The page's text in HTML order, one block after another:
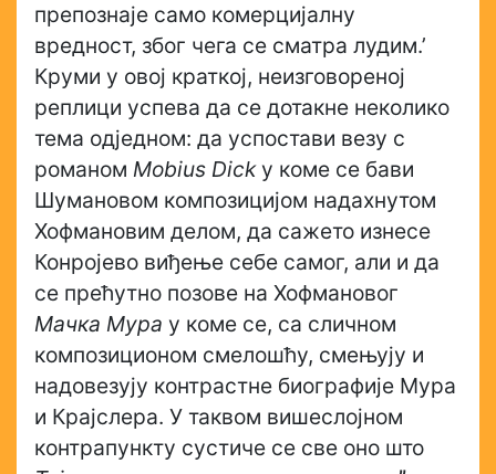
препознаје само комерцијалну
вредност, због чега се сматра лудим.’
Круми у овој краткој, неизговореној
реплици успева да се дотакне неколико
тема одједном: да успостави везу с
романом Mobius Dickу коме се бави
Шумановом композицијом надахнутом
Хофмановим делом, да сажето изнесе
Конројево виђење себе самог, али и да
се прећутно позове на Хофмановог
Мачка Мура у коме се, са сличном
композиционом смелошћу, смењују и
надовезују контрастне биографије Мура
и Крајслера. У таквом вишеслојном
контрапункту сустиче се све оно што